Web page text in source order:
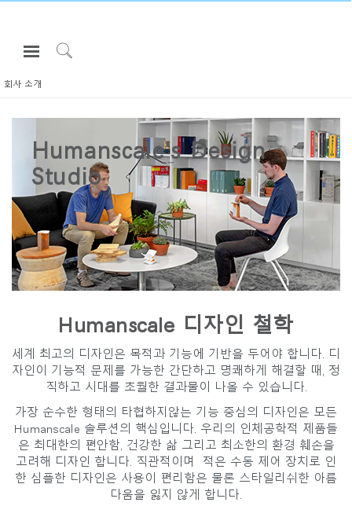
Open
Navigation
Menu
로그인 또는 가입하기
인체공학
리소스
회사 소개
고객센터
Partners
쇼룸
지역 설정
Opens
to
Facebook
Opens
to
Twitter
Opens
to
Linkedin
Opens
to
Instagram
Opens
to
Humanscale
Blog
Opens
to
Pinterest
Opens
to
YouTube
회사 소개
Humanscale's Design
Studio
Humanscale 디자인 철학
세계 최고의 디자인은 목적과 기능에 기반을 두어야 합니다. 디
자인이 기능적 문제를 가능한 간단하고 명쾌하게 해결할 때, 정
직하고 시대를 초월한 결과물이 나올 수 있습니다.
가장 순수한 형태의 타협하지않는 기능 중심의 디자인은 모든
Humanscale 솔루션의 핵심입니다. 우리의 인체공학적 제품들
은 최대한의 편안함, 건강한 삶 그리고 최소한의 환경 훼손을
고려해 디자인 합니다. 직관적이며 적은 수동 제어 장치로 인
한 심플한 디자인은 사용이 편리함은 물론 스타일리쉬한 아름
다움을 잃지 않게 합니다.